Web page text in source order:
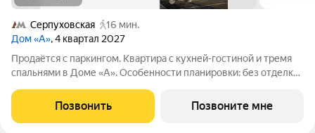
Серпуховская
16 мин.
Дом «А», 4 квартал 2027
Продаётся с паркингом. Квартира с кухней-гостиной и тремя
спальнями в Доме «А». Особенности планировки: без отделки,
стороны, постирочная, разнесённые спальни. Срок сдачи IV кв.
2027 Дом А -
Позвонить Позвоните мне